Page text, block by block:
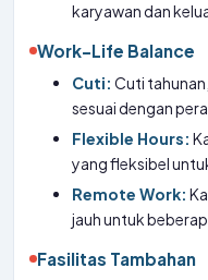
karyawan dan
Work-Life Balance
Cuti: Cuti
sesuai dengan
Flexible Hours:
yang fleksibel
Remote Work:
jauh untuk
Fasilitas Tambahan